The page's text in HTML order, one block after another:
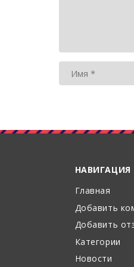
НАВИГАЦИЯ
Главная
Добавить
Добавить
Категории
Новости